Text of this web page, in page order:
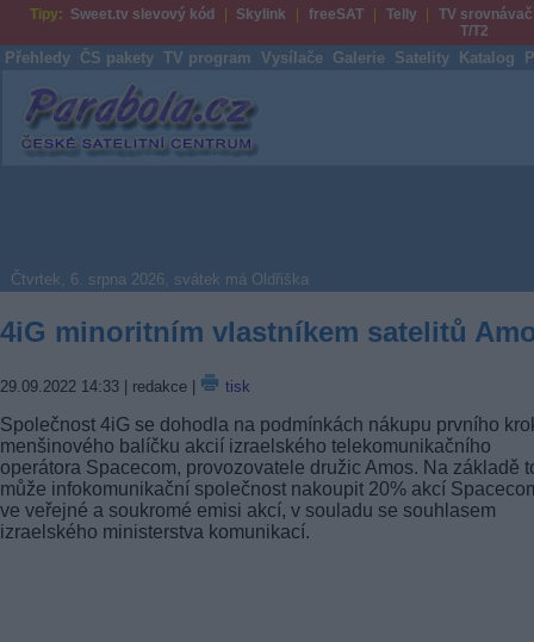
Tipy: Sweet.tv slevový kód Skylink freeSAT Telly
TV srovnávač
T/T2
Přehledy ČS pakety TV program Vysílače Galerie Satelity Katalog
Parabola.cz
Čtvrtek, 6. srpna 2026, svátek má Oldřiška
4iG minoritním vlastníkem satelitů
29.09.2022 14:33 | redakce | tisk
Společnost 4iG se dohodla na podmínkách nákupu prvního
menšinového balíčku akcií izraelského telekomunikačního
operátora Spacecom, provozovatele družic Amos. Na základě
může infokomunikační společnost nakoupit 20% akcí
ve veřejné a soukromé emisi akcí, v souladu se souhlasem
izraelského ministerstva komunikací.